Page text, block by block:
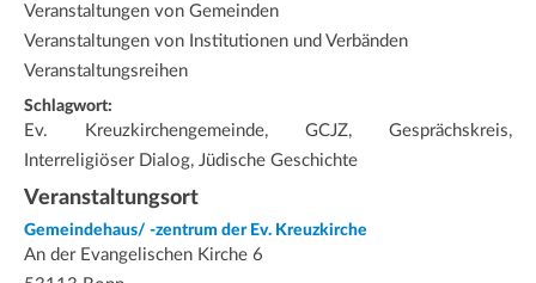
Veranstaltungen von Gemeinden
Veranstaltungen von Institutionen und Verbänden
Veranstaltungsreihen
Schlagwort:
Ev. Kreuzkirchengemeinde, GCJZ, Gesprächskreis,
Interreligiöser Dialog, Jüdische Geschichte
Veranstaltungsort
Gemeindehaus/ -zentrum der Ev. Kreuzkirche
An der Evangelischen Kirche 6